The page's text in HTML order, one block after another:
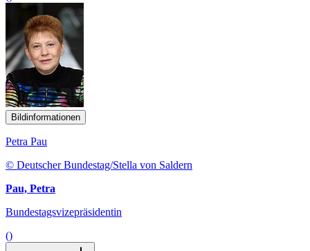
Bildinformationen
Petra Pau
© Deutscher Bundestag/Stella von Saldern
Pau, Petra
Bundestagsvizepräsidentin
()